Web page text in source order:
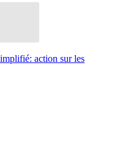
action sur les